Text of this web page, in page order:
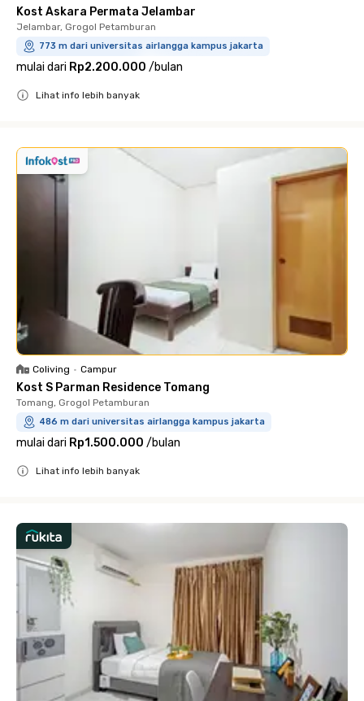
Kost Askara Permata Jelambar
Jelambar, Grogol Petamburan
773 m dari universitas airlangga kampus jakarta
mulai dari Rp2.200.000 /bulan
Lihat info lebih banyak
Coliving • Campur
Kost S Parman Residence Tomang
Tomang, Grogol Petamburan
486 m dari universitas airlangga kampus jakarta
mulai dari Rp1.500.000 /bulan
Lihat info lebih banyak